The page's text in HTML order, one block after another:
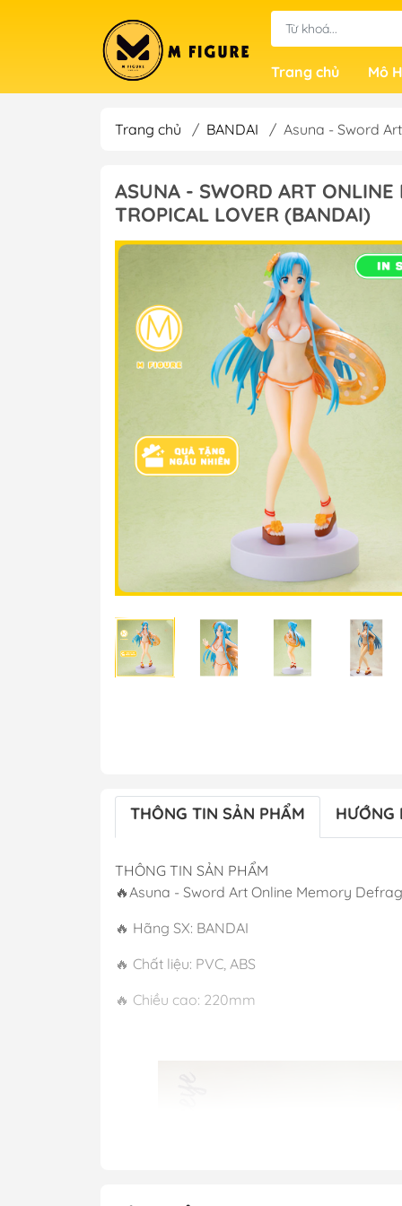
Trang chủ
Mô
Trang chủ / BANDAI / Asuna - Sword
ASUNA - SWORD ART ONLINE
TROPICAL LOVER (BANDAI)
THÔNG TIN SẢN PHẨM HƯỚNG
THÔNG TIN SẢN PHẨM
🔥Asuna - Sword Art Online Memory
🔥 Hãng SX: BANDAI
🔥 Chất liệu: PVC, ABS
🔥 Chiều cao: 220mm